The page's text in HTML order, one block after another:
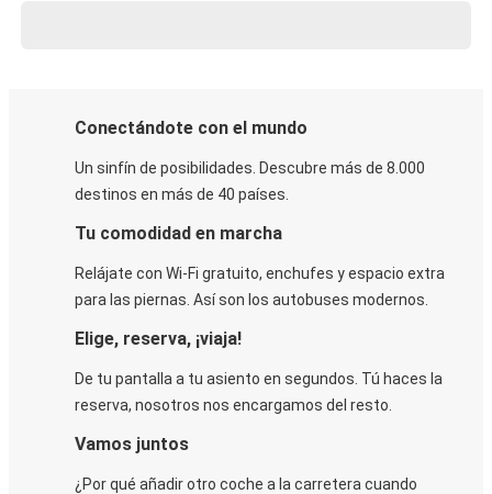
Conectándote con el mundo
Un sinfín de posibilidades. Descubre más de 8.000
destinos en más de 40 países.
Tu comodidad en marcha
Relájate con Wi-Fi gratuito, enchufes y espacio extra
para las piernas. Así son los autobuses modernos.
Elige, reserva, ¡viaja!
De tu pantalla a tu asiento en segundos. Tú haces la
reserva, nosotros nos encargamos del resto.
Vamos juntos
¿Por qué añadir otro coche a la carretera cuando